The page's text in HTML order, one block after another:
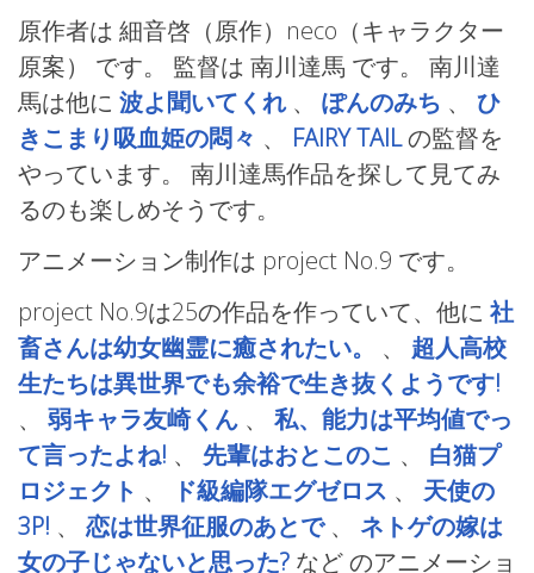
原作者は 細音啓（原作）neco（キャラクター
原案） です。 監督は 南川達馬 です。 南川達
馬は他に 波よ聞いてくれ、 ぽんのみち 、 ひ
きこまり吸血姫の悶々 、 FAIRY TAILの監督を
やっています。 南川達馬作品を探して見てみ
るのも楽しめそうです。
アニメーション制作は project No.9 です。
project No.9は25の作品を作っていて、他に 社
畜さんは幼女幽霊に癒されたい。
、 超人高校
生たちは異世界でも余裕で生き抜くようです!
、 弱キャラ友崎くん 、 私、能力は平均値でっ
て言ったよね! 、 先輩はおとこのこ 、 白猫プ
ロジェクト 、 ド級編隊エグゼロス 、 天使の
3P! 、 恋は世界征服のあとで、 ネトゲの嫁は
女の子じゃないと思った? などのアニメーショ